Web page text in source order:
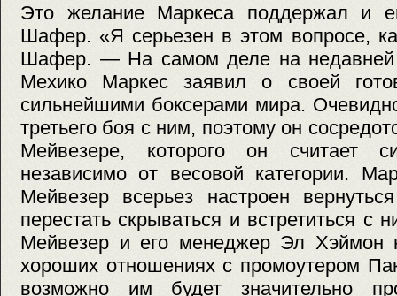
Это желание Маркеса поддержал и
Шафер. «Я серьезен в этом вопросе,
Шафер. — На самом деле на недавней
Мехико Маркес заявил о своей
сильнейшими боксерами мира.
третьего боя с ним, поэтому он
Мейвезере, которого он считает
независимо от весовой категории.
Мейвезер всерьез настроен
перестать скрываться и встретиться с
Мейвезер и его менеджер Эл Хэймон
хороших отношениях с промоутером
возможно им будет значительно